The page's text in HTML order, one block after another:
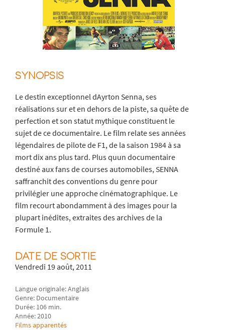
SYNOPSIS
Le destin exceptionnel dAyrton Senna, ses
réalisations sur et en dehors de la piste, sa quête de
perfection et son statut mythique constituent le
sujet de ce documentaire. Le film relate ses années
légendaires de pilote de F1, de la saison 1984 à sa
mort dix ans plus tard. Plus quun documentaire
destiné aux fans de courses automobiles, SENNA
saffranchit des conventions du genre pour
privilégier une approche cinématographique. Le
film recourt abondamment à des images pour la
plupart inédites, extraites des archives de la
Formule 1.
DATE DE SORTIE
Vendredi 19 août, 2011
Langue originale: Anglais
Genre: Documentaire
Durée: 106 min.
Année: 2010
Films apparentés